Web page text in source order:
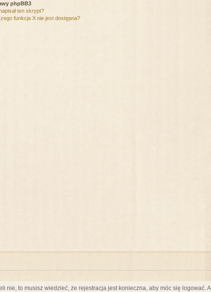
phpBB3
ten skrypt?
funkcja X nie jest dostępna?
nie, to musisz wiedzieć, że rejestracja jest konieczna, aby móc się logować. A